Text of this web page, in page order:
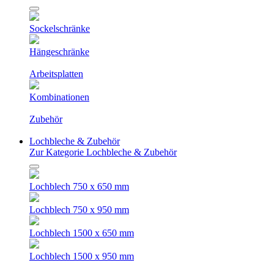
Sockelschränke
Hängeschränke
Arbeitsplatten
Kombinationen
Zubehör
Lochbleche & Zubehör
Zur Kategorie Lochbleche & Zubehör
Lochblech 750 x 650 mm
Lochblech 750 x 950 mm
Lochblech 1500 x 650 mm
Lochblech 1500 x 950 mm